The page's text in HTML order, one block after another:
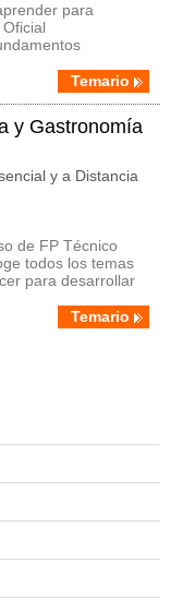
para
Temario
y Gastronomía
y a Distancia
de FP Técnico
todos los temas
para desarrollar
Temario